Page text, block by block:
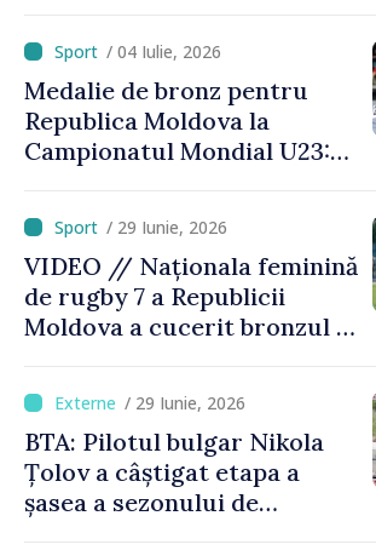
/ 04 Iulie, 2026
Medalie de bronz pentru
Republica Moldova la
Campionatul Mondial U23:
urcat pe podium
/ 29 Iunie, 2026
VIDEO // Naționala feminină
de rugby 7 a Republicii
Moldova a cucerit bronzul la
Divizia Trophy
/ 29 Iunie, 2026
BTA: Pilotul bulgar Nikola
Țolov a câștigat etapa a
șasea a sezonului de